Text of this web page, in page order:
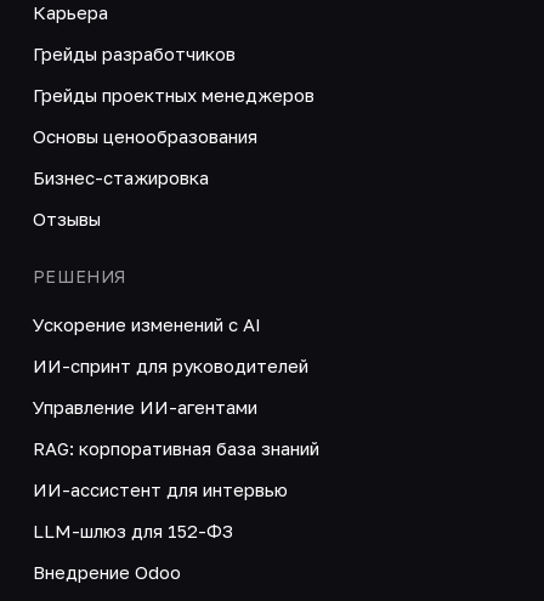
Карьера
Грейды разработчиков
Грейды проектных менеджеров
Основы ценообразования
Бизнес-стажировка
Отзывы
РЕШЕНИЯ
Ускорение изменений с AI
ИИ-спринт для руководителей
Управление ИИ-агентами
RAG: корпоративная база знаний
ИИ-ассистент для интервью
LLM-шлюз для 152-ФЗ
Внедрение Odoo